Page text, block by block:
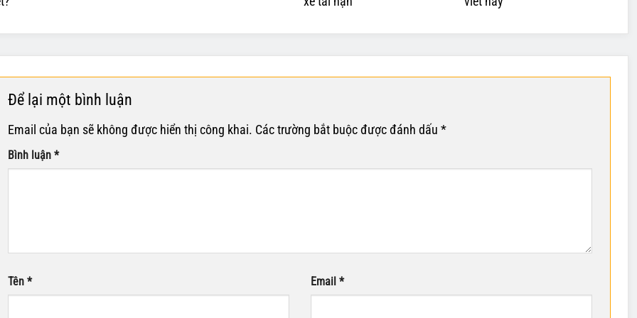
Để lại một bình luận
Email của bạn sẽ không được hiển thị công khai. Các trường bắt buộc được đánh dấu *
Bình luận *
Tên * Email *